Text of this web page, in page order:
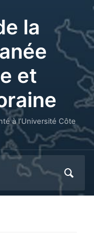
la
et
à l’Université Côte